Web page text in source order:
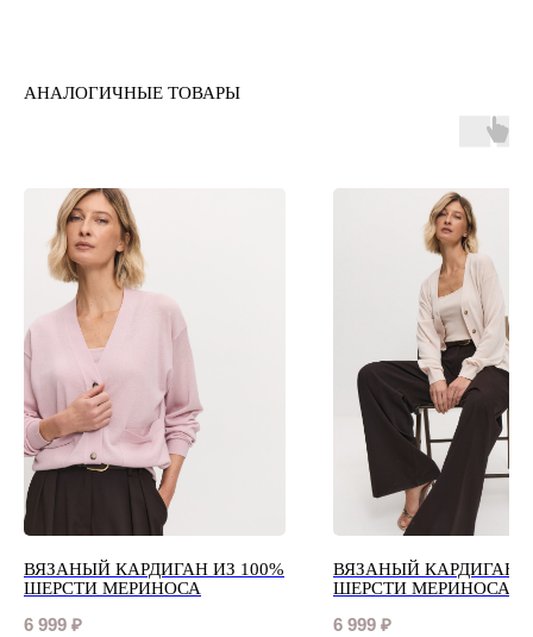
АНАЛОГИЧНЫЕ ТОВАРЫ
ВЯЗАНЫЙ КАРДИГАН ИЗ 100%
ШЕРСТИ МЕРИНОСА
6 999 ₽
ВЯЗАНЫЙ КАРДИГАН
ШЕРСТИ МЕРИНОСА
6 999 ₽